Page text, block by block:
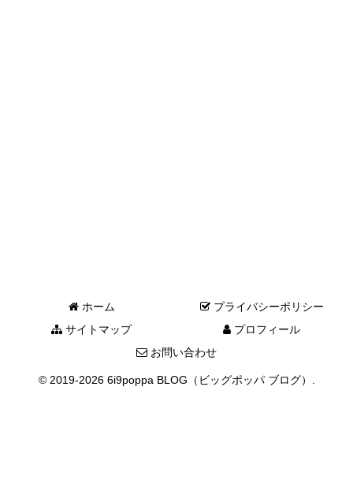
ホーム
プライバシーポリシー
サイトマップ
プロフィール
お問い合わせ
© 2019-2026 6i9poppa BLOG（ビッグポッパ ブログ）.